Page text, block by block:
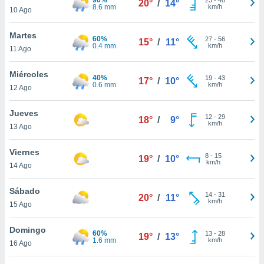
más
nuestra
y
de
disponible
cookies
aceptar
10 Ago
8.6 mm
20° / 14°
km/h
Martes
11 Ago
60%
0.4 mm
15° / 11° 27- 56
km/h
Miércoles
12 Ago
40%
0.6 mm
17° / 10° 19- 43
km/h
Jueves
13 Ago
18° / 9° 12- 29
km/h
Viernes
14 Ago
19° / 10° 8- 15
km/h
Sábado
15 Ago
20° / 11° 14- 31
km/h
Domingo
16 Ago
60%
1.6 mm
19° / 13° 13- 28
km/h